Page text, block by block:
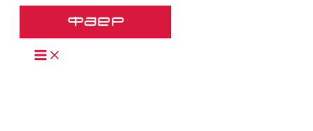
содержимому
MAIN
MENU